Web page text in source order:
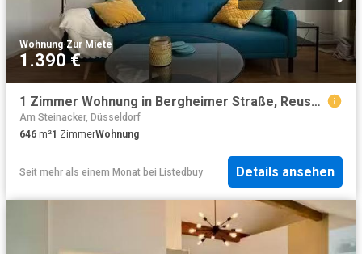
Wohnung·Zur Miete
1.390 €
1 Zimmer Wohnung in Bergheimer Straße, Reuschenberg
Am Steinacker, Düsseldorf
646 m²1 ZimmerWohnung
Seit mehr als einem Monat bei Listedbuy Details ansehen